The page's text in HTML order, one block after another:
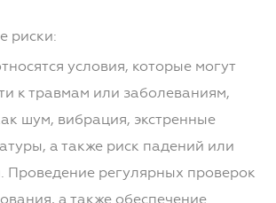
риски:
условия, которые могут
к травмам или заболеваниям,
шум, вибрация, экстренные
а также риск падений или
Проведение регулярных проверок
а также обеспечение